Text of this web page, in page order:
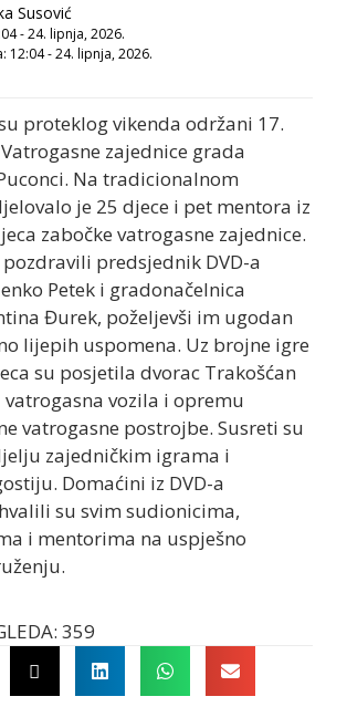
Susović
- 24. lipnja, 2026.
12:04 - 24. lipnja, 2026.
proteklog vikenda održani 17.
zajednice grada
Na tradicionalnom
je 25 djece i pet mentora iz
zabočke vatrogasne zajednice.
predsjednik DVD-a
Petek i gradonačelnica
Đurek, poželjevši im ugodan
lijepih uspomena. Uz brojne igre
su posjetila dvorac Trakošćan
vozila i opremu
vatrogasne postrojbe. Susreti su
zajedničkim igrama i
Domaćini iz DVD-a
su svim sudionicima,
i mentorima na uspješno
359